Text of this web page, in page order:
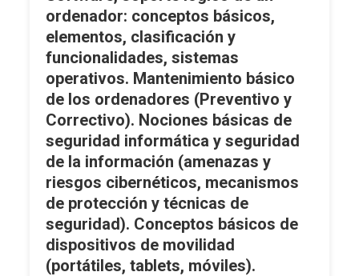
ordenador: conceptos básicos,
elementos, clasificación y
funcionalidades, sistemas
operativos. Mantenimiento básico
de los ordenadores (Preventivo y
Correctivo). Nociones básicas de
seguridad informática y seguridad
de la información (amenazas y
riesgos cibernéticos, mecanismos
de protección y técnicas de
seguridad). Conceptos básicos de
dispositivos de movilidad
(portátiles, tablets, móviles).